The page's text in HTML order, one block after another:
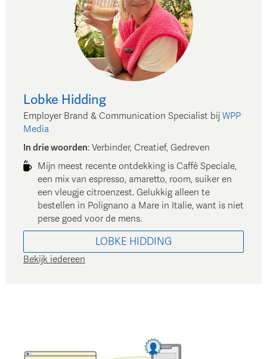
Lobke Hidding
Employer Brand & Communication Specialist bij WPP
Media
In drie woorden: Verbinder, Creatief, Gedreven
Mijn meest recente ontdekking is Caffè Speciale,
een mix van espresso, amaretto, room, suiker en
een vleugje citroenzest. Gelukkig alleen te
bestellen in Polignano a Mare in Italie, want is niet
perse goed voor de mens.
LOBKE HIDDING
Bekijk iedereen